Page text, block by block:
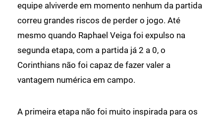
equipe alviverde em momento nenhum da partida
correu grandes riscos de perder o jogo. Até
mesmo quando Raphael Veiga foi expulso na
segunda etapa, com a partida já 2 a 0, o
Corinthians não foi capaz de fazer valer a
vantagem numérica em campo.
A primeira etapa não foi muito inspirada para os